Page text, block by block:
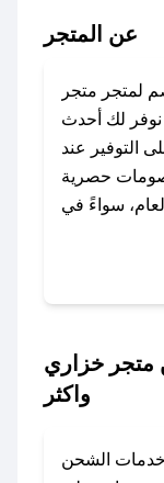
عن المتجر
لمتجر متجر
لك أحدث
التوفير عند
حصرية
سواءً في
الجمعة
الوطني، يوم
خاصة أخرى.
واكثر؟
بسهولة على
الإلكتروني
متجر خزاري
واكثر
الشحن